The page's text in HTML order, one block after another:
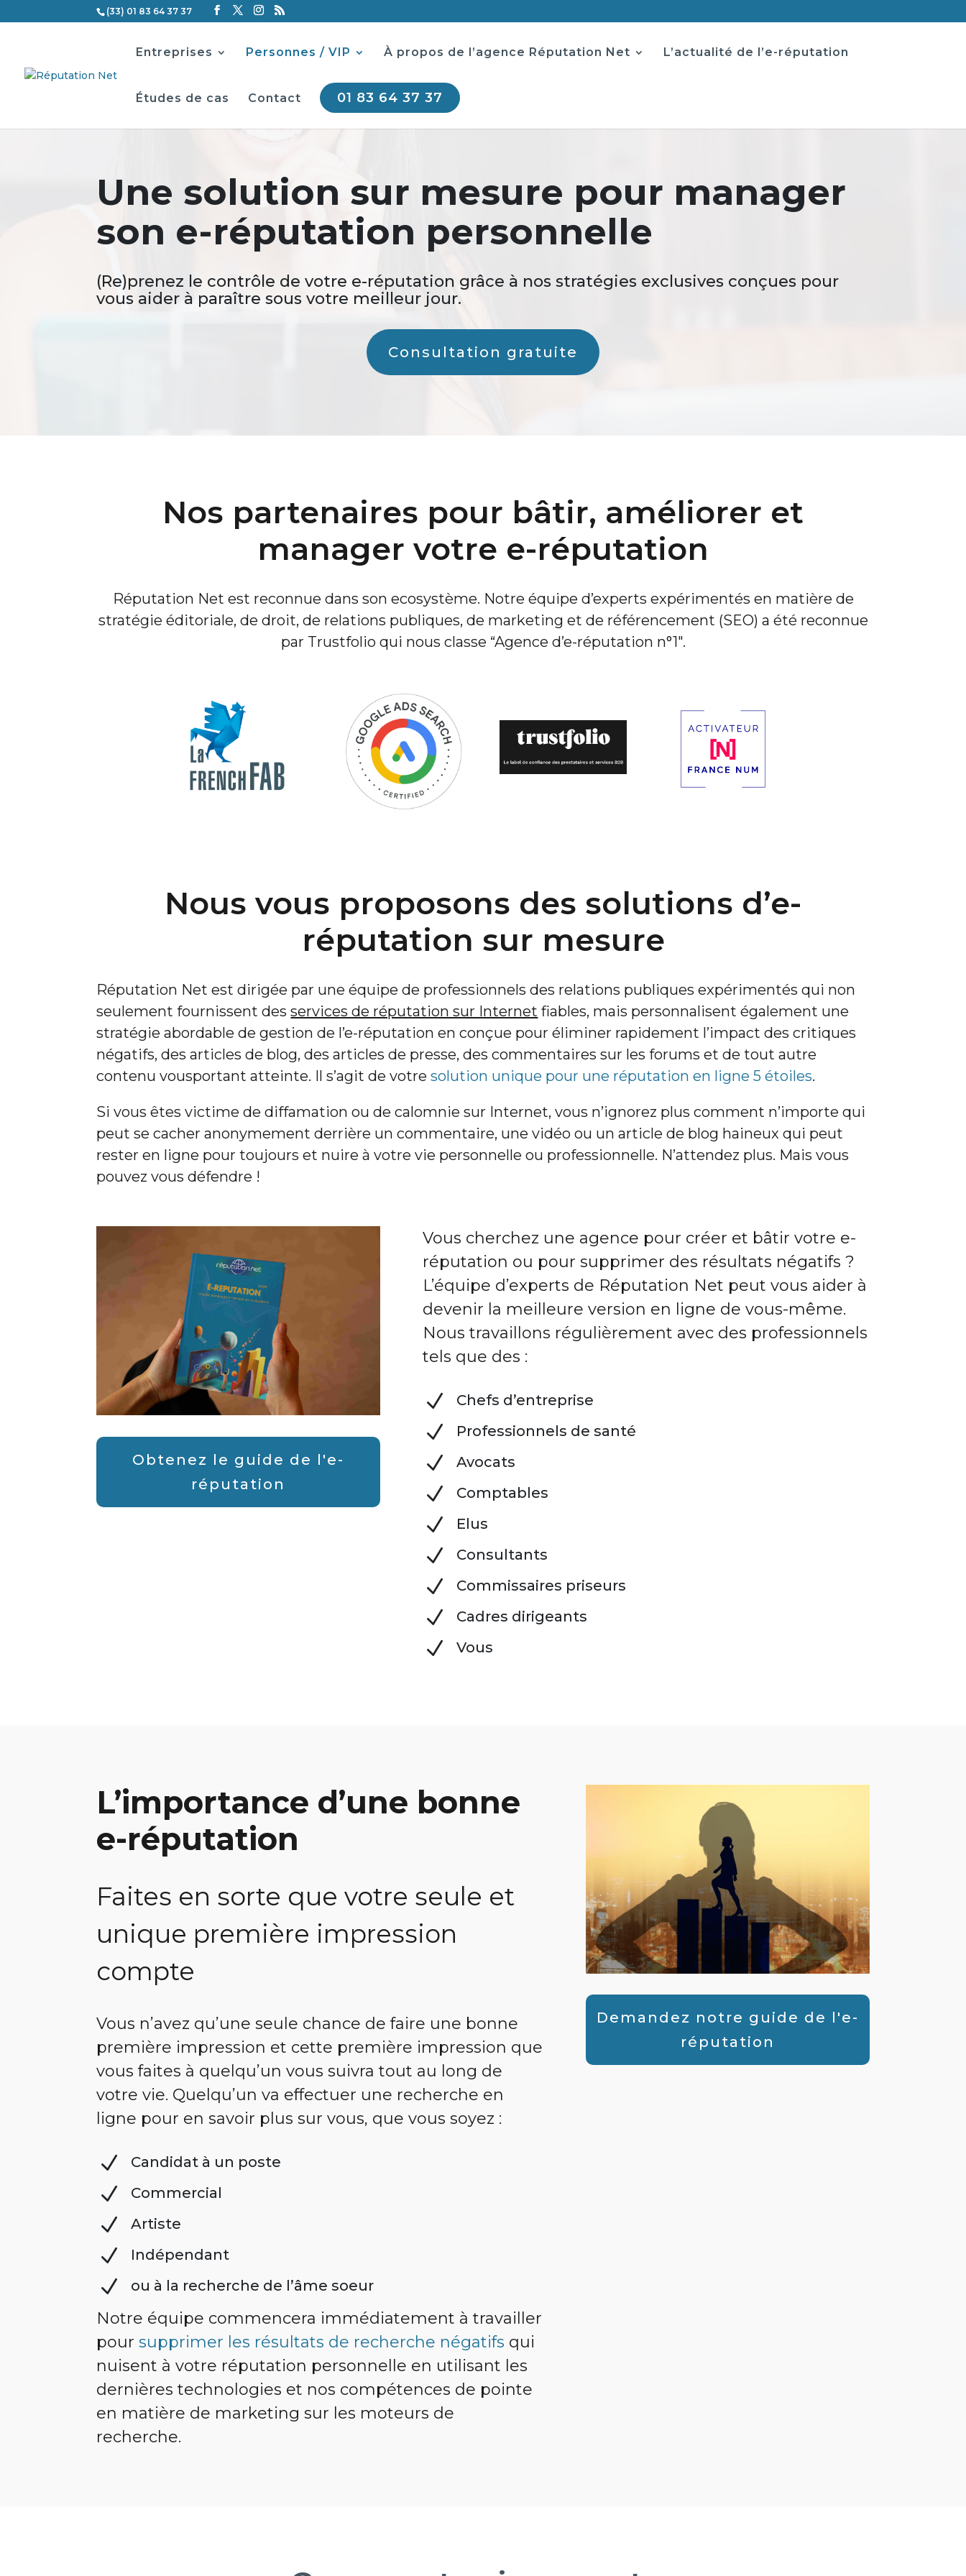
(33) 01 83 64 37 37
Entreprises Personnes / VIP À propos de l’agence Réputation Net L’actualité de l’e-réputation
Études de cas Contact 01 83 64 37 37
Une solution sur mesure pour manager
son e-réputation personnelle
(Re)prenez le contrôle de votre e-réputation grâce à nos stratégies exclusives conçues pour
vous aider à paraître sous votre meilleur jour.
Consultation gratuite
Nos partenaires pour bâtir, améliorer et
manager votre e-réputation
Réputation Net est reconnue dans son ecosystème. Notre équipe d’experts expérimentés en matière de
stratégie éditoriale, de droit, de relations publiques, de marketing et de référencement (SEO) a été reconnue
par Trustfolio qui nous classe “Agence d’e-réputation n°1″.
Nous vous proposons des solutions d’e-
réputation sur mesure
Réputation Net est dirigée par une équipe de professionnels des relations publiques expérimentés qui non
seulement fournissent desservices de réputation sur Internet fiables, mais personnalisent également une
stratégie abordable de gestion de l’e-réputation en conçue pour éliminer rapidement l’impact des critiques
négatifs, des articles de blog, des articles de presse, des commentaires sur les forums et de tout autre
contenu vousportant atteinte. Il s’agit de votresolution unique pour une réputation en ligne 5 étoiles.
Si vous êtes victime de diffamation ou de calomnie sur Internet, vous n’ignorez plus comment n’importe qui
peut se cacher anonymement derrière un commentaire, une vidéo ou un article de blog haineux qui peut
rester en ligne pour toujours et nuire à votre vie personnelle ou professionnelle. N’attendez plus. Mais vous
pouvez vous défendre !
Obtenez le guide de l'e-
réputation
Vous cherchez une agence pour créer et bâtir votre e-
réputation ou pour supprimer des résultats négatifs ?
L’équipe d’experts de Réputation Net peut vous aider à
devenir la meilleure version en ligne de vous-même.
Nous travaillons régulièrement avec des professionnels
tels que des :
N Chefs d’entreprise
N Professionnels de santé
N Avocats
N Comptables
N Elus
N Consultants
N Commissaires priseurs
N Cadres dirigeants
N Vous
L’importance d’une bonne
e-réputation
Faites en sorte que votre seule et
unique première impression
compte
Vous n’avez qu’une seule chance de faire une bonne
première impression et cette première impression que
vous faites à quelqu’un vous suivra tout au long de
votre vie. Quelqu’un va effectuer une recherche en
ligne pour en savoir plus sur vous, que vous soyez :
N Candidat à un poste
N Commercial
N Artiste
N Indépendant
N ou à la recherche de l’âme soeur
Notre équipe commencera immédiatement à travailler
pour supprimer les résultats de recherche négatifs qui
nuisent à votre réputation personnelle en utilisant les
dernières technologies et nos compétences de pointe
en matière de marketing sur les moteurs de
recherche.
Demandez notre guide de l'e-
réputation